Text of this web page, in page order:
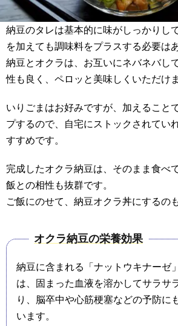
納豆のタレは基本的に味がしっかりし
を加えても調味料をプラスする必要は
納豆とオクラは、お互いにネバネバし
性も良く、ペロッと美味しくいただけま
いりごまはお好みですが、加えること
プするので、自宅にストックされてい
すすめです。
完成したオクラ納豆は、そのまま食べ
飯との相性も抜群です。
ご飯にのせて、納豆オクラ丼にするの
オクラ納豆の栄養効果
納豆に含まれる「ナットウキナーゼ
は、固まった血液を溶かしてサラサ
り、脳卒中や心筋梗塞などの予防に
います。